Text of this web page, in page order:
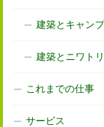
建築とキャン
建築とニワトリ
これまでの仕事
サービス